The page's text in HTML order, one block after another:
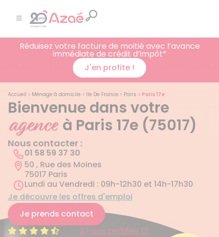
Réduisez votre facture de moitié avec l’avance
immédiate de crédit d’impôt*
J'en profite !
Accueil > Ménage à domicile > Ile De France > Paris > Paris 17e
Bienvenue dans votre
agence à Paris 17e (75017)
Nous contacter :
01 58 59 37 30
50 , Rue des Moines
75017 Paris
Lundi au Vendredi : 09h-12h30 et 14h-17h30
Je découvre les offres d'emploi
Je prends contact
37 avis certifiés